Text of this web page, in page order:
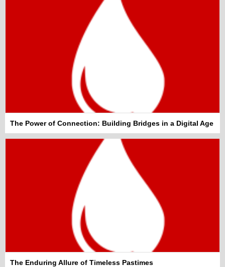
The Power of Connection: Building Bridges in a Digital Age
The Enduring Allure of Timeless Pastimes